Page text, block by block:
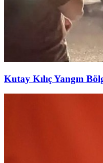
Kutay Kılıç Yangın